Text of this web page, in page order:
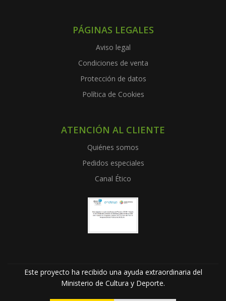
PÁGINAS LEGALES
Aviso legal
Condiciones de venta
Protección de datos
Política de Cookies
ATENCIÓN AL CLIENTE
Quiénes somos
Pedidos especiales
Canal Ético
Este proyecto ha recibido una ayuda extraordinaria del
Ministerio de Cultura y Deporte.